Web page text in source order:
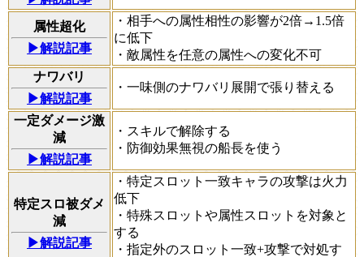
属性超化
▶解説記事
・相手への属性相性の影響が2倍→1.5倍
に低下
・敵属性を任意の属性への変化不可
ナワバリ
▶解説記事
・一味側のナワバリ展開で張り替える
一定ダメージ激
減
▶解説記事
・スキルで解除する
・防御効果無視の船長を使う
特定スロ被ダメ
減
▶解説記事
・特定スロット一致キャラの攻撃は火力
低下
・特殊スロットや属性スロットを対象と
する
・指定外のスロット一致+攻撃で対処す